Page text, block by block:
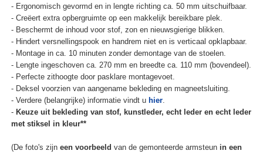
- Ergonomisch gevormd en in lengte richting ca. 50 mm uitschuifbaar.
- Creëert extra opbergruimte op een makkelijk bereikbare plek.
- Beschermt de inhoud voor stof, zon en nieuwsgierige blikken.
- Hindert versnellingspook en handrem niet en is verticaal opklapbaar.
- Montage in ca. 10 minuten zonder demontage van de stoelen.
- Lengte ingeschoven ca. 270 mm en breedte ca. 110 mm (bovendeel).
- Perfecte zithoogte door pasklare montagevoet.
- Deksel voorzien van aangename bekleding en magneetsluiting.
- Verdere (belangrijke) informatie vindt u hier.
- Keuze uit bekleding van stof, kunstleder, echt leder en echt leder
met stiksel in kleur**
(De foto's zijn een voorbeeld van de gemonteerde armsteun in een